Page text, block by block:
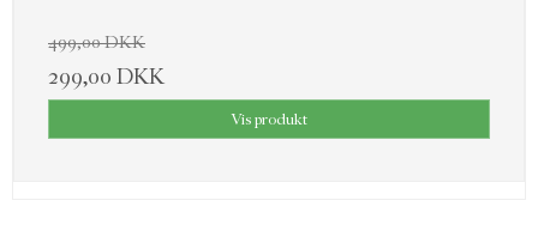
499,00 DKK
299,00 DKK
Vis produkt